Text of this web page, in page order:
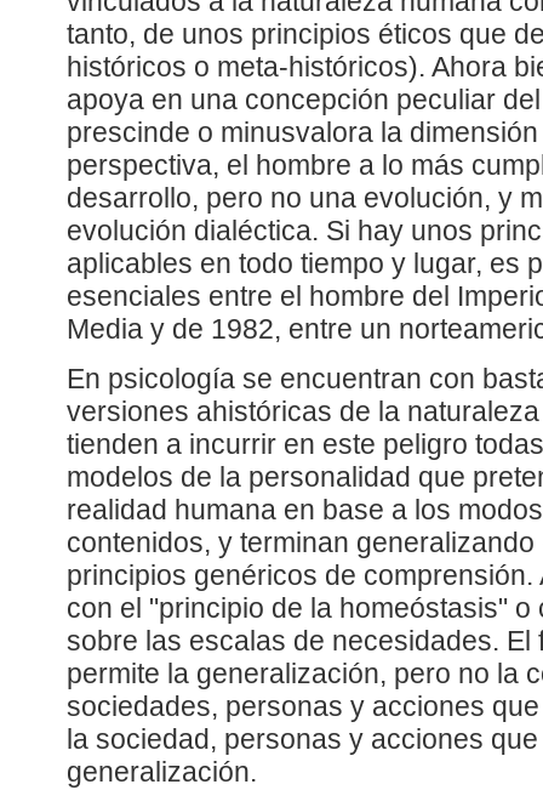
tanto, de unos principios éticos que
históricos o meta-históricos). Ahora
apoya en una concepción peculiar
prescinde o minusvalora la
perspectiva, el hombre a lo más
desarrollo, pero no una evolución, y
evolución dialéctica. Si hay unos
aplicables en todo tiempo y lugar, es
esenciales entre el hombre del
Media y de 1982, entre un
En psicología se encuentran con
versiones ahistóricas de la
tienden a incurrir en este peligro
modelos de la personalidad que
realidad humana en base a los
contenidos, y terminan
principios genéricos de
con el "principio de la homeóstasis"
sobre las escalas de necesidades.
permite la generalización, pero no la
sociedades, personas y acciones
la sociedad, personas y acciones
generalización.